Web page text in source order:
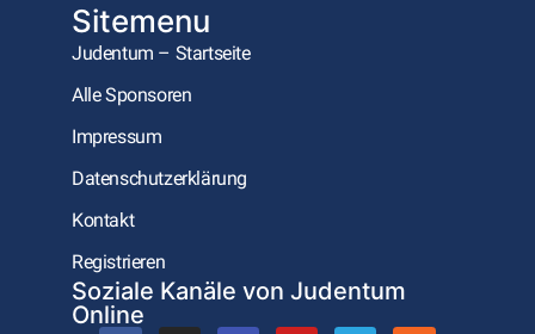
Sitemenu
Judentum – Startseite
Alle Sponsoren
Impressum
Datenschutzerklärung
Kontakt
Registrieren
Soziale Kanäle von Judentum
Online